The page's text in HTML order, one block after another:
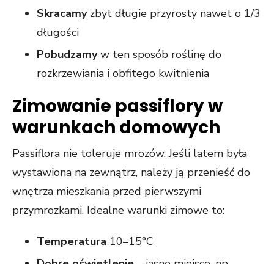
Skracamyzbyt długie przyrosty nawet o 1/3
długości
Pobudzamyw ten sposób roślinę do
rozkrzewiania i obfitego kwitnienia
Zimowanie passiflory w
warunkach domowych
Passiflora nie toleruje mrozów. Jeśli latem była
wystawiona na zewnątrz, należy ją przenieść do
wnętrza mieszkania przed pierwszymi
przymrozkami. Idealne warunki zimowe to:
Temperatura 10–15°C